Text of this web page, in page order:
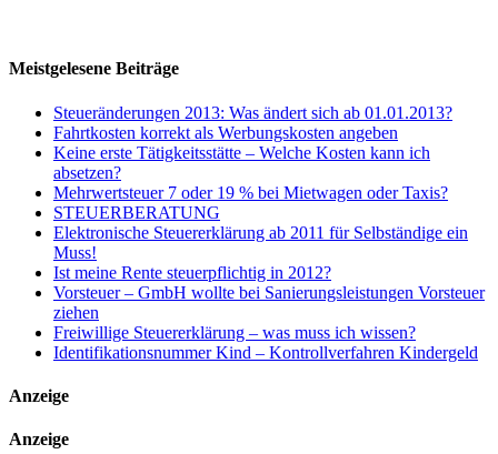
Meistgelesene Beiträge
Steueränderungen 2013: Was ändert sich ab 01.01.2013?
Fahrtkosten korrekt als Werbungskosten angeben
Keine erste Tätigkeitsstätte – Welche Kosten kann ich
absetzen?
Mehrwertsteuer 7 oder 19 % bei Mietwagen oder Taxis?
STEUERBERATUNG
Elektronische Steuererklärung ab 2011 für Selbständige ein
Muss!
Ist meine Rente steuerpflichtig in 2012?
Vorsteuer – GmbH wollte bei Sanierungsleistungen Vorsteuer
ziehen
Freiwillige Steuererklärung – was muss ich wissen?
Identifikationsnummer Kind – Kontrollverfahren Kindergeld
Anzeige
Anzeige